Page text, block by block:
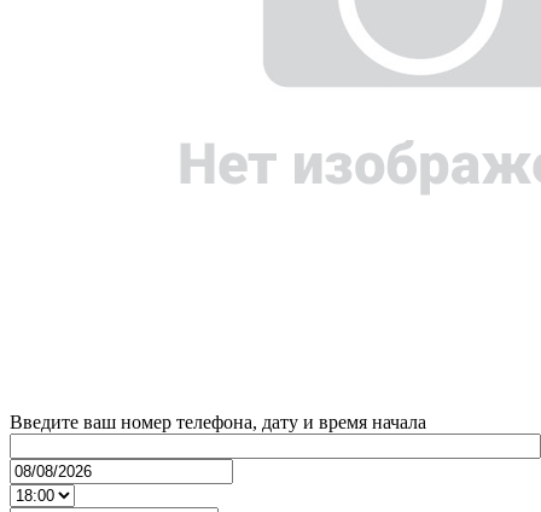
Введите ваш номер телефона, дату и время начала